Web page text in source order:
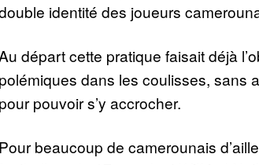
identité des joueurs
départ cette pratique faisait déjà
polémiques dans les coulisses, sans
pour pouvoir s’y accrocher.
Pour beaucoup de camerounais